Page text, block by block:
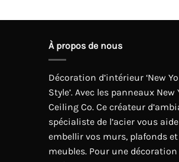
À propos de nous
Décoration d’intérieur ‘New
Style’. Avec les panneaux New
Ceiling Co. Ce créateur
spécialiste de l’acier vous
embellir vos murs, plafonds et
meubles. Pour une décoration